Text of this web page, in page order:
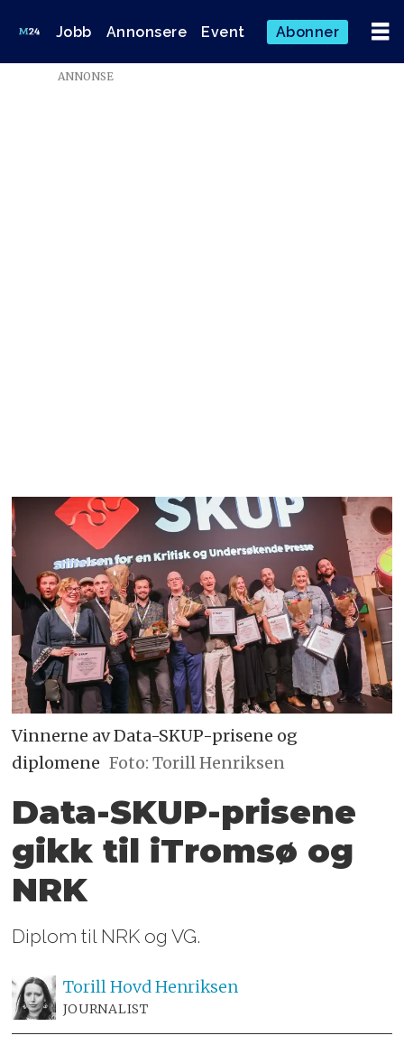
Jobb Annonsere Event Abonner
ANNONSE
Vinnerne av Data-SKUP-prisene og
diplomene Foto: Torill Henriksen
Data-SKUP-prisene
gikk til iTromsø og
NRK
Diplom til NRK og VG.
Torill HovdHenriksen
JOURNALIST